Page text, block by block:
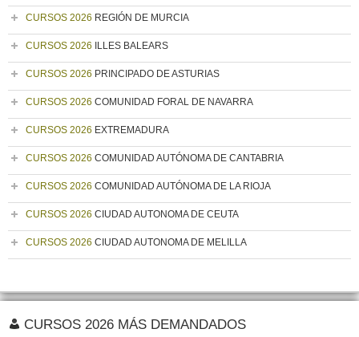
CURSOS 2026 REGIÓN DE MURCIA
CURSOS 2026 ILLES BALEARS
CURSOS 2026 PRINCIPADO DE ASTURIAS
CURSOS 2026 COMUNIDAD FORAL DE NAVARRA
CURSOS 2026 EXTREMADURA
CURSOS 2026 COMUNIDAD AUTÓNOMA DE CANTABRIA
CURSOS 2026 COMUNIDAD AUTÓNOMA DE LA RIOJA
CURSOS 2026 CIUDAD AUTONOMA DE CEUTA
CURSOS 2026 CIUDAD AUTONOMA DE MELILLA
CURSOS 2026 MÁS DEMANDADOS